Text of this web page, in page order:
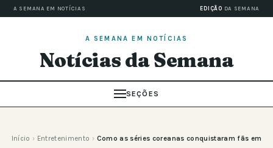
A SEMANA EM NOTÍCIAS EDIÇÃO DA SEMANA
A SEMANA EM NOTÍCIAS
Notícias da Semana
SEÇÕES
Início › Entretenimento › Como as séries coreanas conquistaram fãs em